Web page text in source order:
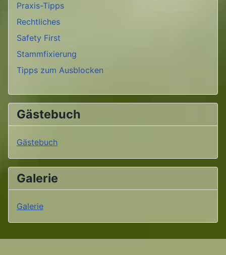
Praxis-Tipps
Rechtliches
Safety First
Stammfixierung
Tipps zum Ausblocken
Gästebuch
Gästebuch
Galerie
Galerie